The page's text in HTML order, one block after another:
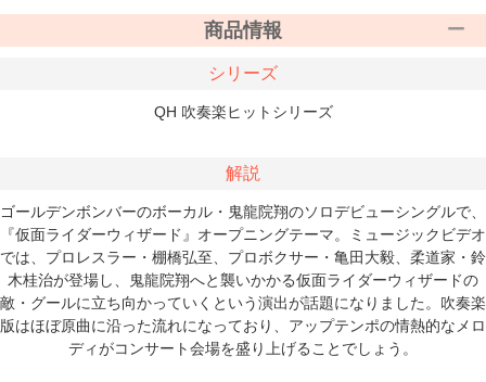
商品情報
シリーズ
QH 吹奏楽ヒットシリーズ
解説
ゴールデンボンバーのボーカル・鬼龍院翔のソロデビューシングルで、
『仮面ライダーウィザード』オープニングテーマ。ミュージックビデオ
では、プロレスラー・棚橋弘至、プロボクサー・亀田大毅、柔道家・鈴
木桂治が登場し、鬼龍院翔へと襲いかかる仮面ライダーウィザードの
敵・グールに立ち向かっていくという演出が話題になりました。吹奏楽
版はほぼ原曲に沿った流れになっており、アップテンポの情熱的なメロ
ディがコンサート会場を盛り上げることでしょう。